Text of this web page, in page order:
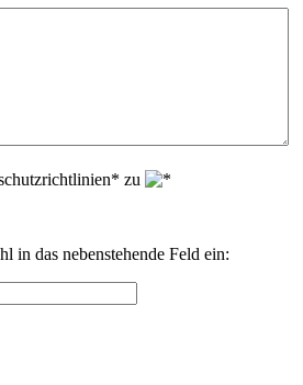
zu
in das nebenstehende Feld ein: